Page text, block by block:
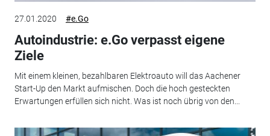
27.01.2020 #e.Go
Autoindustrie: e.Go verpasst eigene
Ziele
Mit einem kleinen, bezahlbaren Elektroauto will das Aachener
Start-Up den Markt aufmischen. Doch die hoch gesteckten
Erwartungen erfüllen sich nicht. Was ist noch übrig von den...